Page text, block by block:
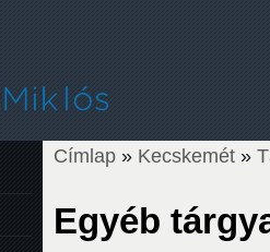
Címlap » Kecskemét »
Egyéb